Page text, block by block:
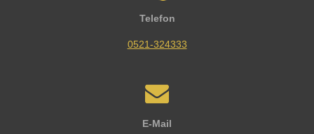
Telefon
0521-324333
E-Mail